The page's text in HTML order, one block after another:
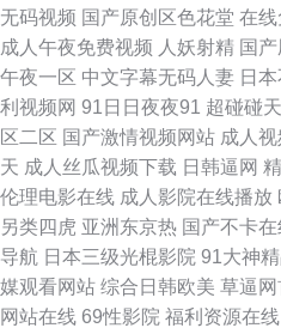
婷婷 在线免费观看电影网站 91探花夫
精品导航 欧美日产成人 蜜臀在线观看
人视频网页版 人人艹夜夜 片多多在线
人爽色aV 97写真伦理97电影院 97福
看努努 大橡胶肏逼视频网 超碰在线97
站 九九热这里有精品 海角人妻91 人碰
无码视频 国产原创区色花堂 在
成人午夜免费视频 人妖射精 国
午夜一区 中文字幕无码人妻 日
利视频网 91日日夜夜91 超碰碰
区二区 国产激情视频网站 成人
天 成人丝瓜视频下载 日韩逼网
伦理电影在线 成人影院在线播放
另类四虎 亚洲东京热 国产不卡
导航 日本三级光棍影院 91大神
媒观看网站 综合日韩欧美 草逼
网站在线 69性影院 福利资源在线